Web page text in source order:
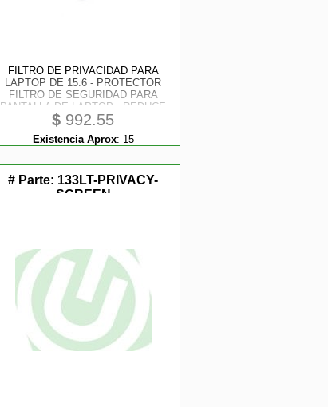
FILTRO DE PRIVACIDAD PARA
LAPTOP DE 15.6 - PROTECTOR
FILTRO DE SEGURIDAD PARA
PANTALLA DE LAPTOP - REDUCE
LUZ AZUL 169 - STARTECH.COM
MOD. PRIVSCNLT15
$ 992.55
Existencia Aprox: 15
# Parte: 133LT-PRIVACY-
SCREEN